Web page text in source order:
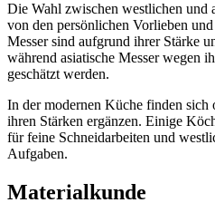
Die Wahl zwischen westlichen und
von den persönlichen Vorlieben
Messer sind aufgrund ihrer Stärke
während asiatische Messer wegen
geschätzt werden.
In der modernen Küche finden sich
ihren Stärken ergänzen. Einige
für feine Schneidarbeiten und
Aufgaben.
Materialkunde